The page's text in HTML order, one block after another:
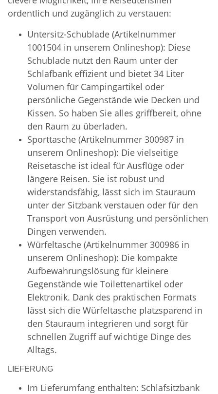
ordentlich und zugänglich zu verstauen:
Untersitz-Schublade (Artikelnummer
1001504 in unserem Onlineshop): Diese
Schublade nutzt den Raum unter der
Schlafbank effizient und bietet 34 Liter
Volumen für Campingartikel oder
persönliche Gegenstände wie Decken und
Kissen. So haben Sie alles griffbereit, ohne
den Raum zu überladen.
Sporttasche (Artikelnummer 300987 in
unserem Onlineshop): Die vielseitige
Reisetasche ist ideal für Ausflüge oder
längere Reisen. Sie ist robust und
widerstandsfähig, lässt sich im Stauraum
unter der Sitzbank verstauen oder für den
Transport von Ausrüstung und persönlichen
Dingen verwenden.
Würfeltasche (Artikelnummer 300986 in
unserem Onlineshop): Die kompakte
Aufbewahrungslösung für kleinere
Gegenstände wie Toilettenartikel oder
Elektronik. Dank des praktischen Formats
lässt sich die Würfeltasche platzsparend in
den Stauraum integrieren und sorgt für
schnellen Zugriff auf wichtige Dinge des
Alltags.
LIEFERUNG
Im Lieferumfang enthalten: Schlafsitzbank